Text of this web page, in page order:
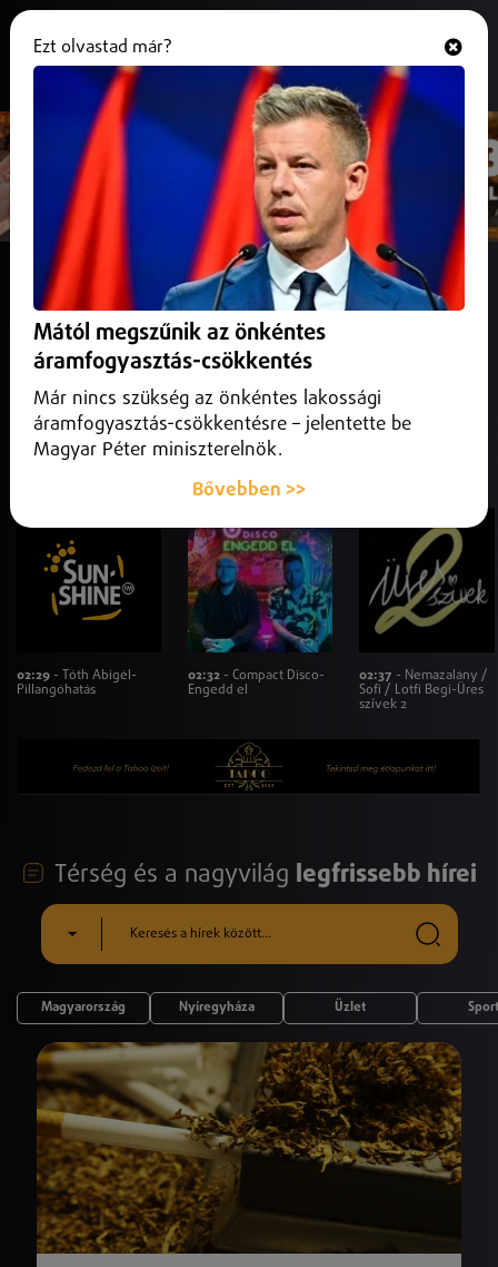
MOST ADÁSBAN
Keltető BestON (Olasz Gábor, Dankó László,
Balogh Béla)
Lengyel Johanna - Egyenes az út
SunCafé
KÖVETKEZNEK Sun Night ()
03:09 - Halott Pénz-Nincsen véletlen
02:29 - Tóth Abigél-
Pillangóhatás
02:32 - Compact Disco-
Engedd el
02:37 - Nemazalány /
Sofi / Lotfi Begi-Üres
szívek 2
Térség és a nagyvilág legfrissebb hírei
Magyarország Nyíregyháza Üzlet Sport
Ezt olvastad már?
Mától megszűnik az önkéntes
áramfogyasztás-csökkentés
Már nincs szükség az önkéntes lakossági
áramfogyasztás-csökkentésre – jelentette be
Magyar Péter miniszterelnök.
Bővebben >>